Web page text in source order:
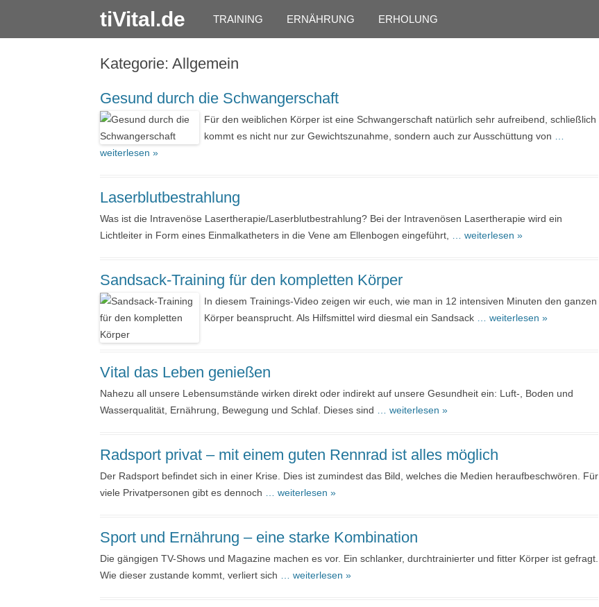
tiVital.de TRAINING ERNÄHRUNG ERHOLUNG
Kategorie: Allgemein
Gesund durch die Schwangerschaft
Für den weiblichen Körper ist eine Schwangerschaft natürlich sehr aufreibend, schließlich
kommt es nicht nur zur Gewichtszunahme, sondern auch zur Ausschüttung von
weiterlesen »
Laserblutbestrahlung
Was ist die Intravenöse Lasertherapie/Laserblutbestrahlung? Bei der Intravenösen Lasertherapie wird ein
Lichtleiter in Form eines Einmalkatheters in die Vene am Ellenbogen eingeführt,
… weiterlesen »
Sandsack-Training für den kompletten Körper
In diesem Trainings-Video zeigen wir euch, wie man in 12 intensiven Minuten den ganzen
Körper beansprucht. Als Hilfsmittel wird diesmal ein Sandsack
… weiterlesen »
Vital das Leben genießen
Nahezu all unsere Lebensumstände wirken direkt oder indirekt auf unsere Gesundheit ein: Luft-, Boden und
Wasserqualität, Ernährung, Bewegung und Schlaf. Dieses sind
… weiterlesen »
Radsport privat – mit einem guten Rennrad ist alles möglich
Der Radsport befindet sich in einer Krise. Dies ist zumindest das Bild, welches die Medien heraufbeschwören. Für
viele Privatpersonen gibt es dennoch
… weiterlesen »
Sport und Ernährung – eine starke Kombination
Die gängigen TV-Shows und Magazine machen es vor. Ein schlanker, durchtrainierter und fitter Körper ist gefragt.
Wie dieser zustande kommt, verliert sich
… weiterlesen »